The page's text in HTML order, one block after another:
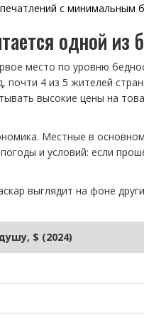
с минимальным
одной из
место по уровню
почти 4 из 5 жителей
высокие цены на
Местные в
и условий: если
выглядит на фоне
$ (2024)